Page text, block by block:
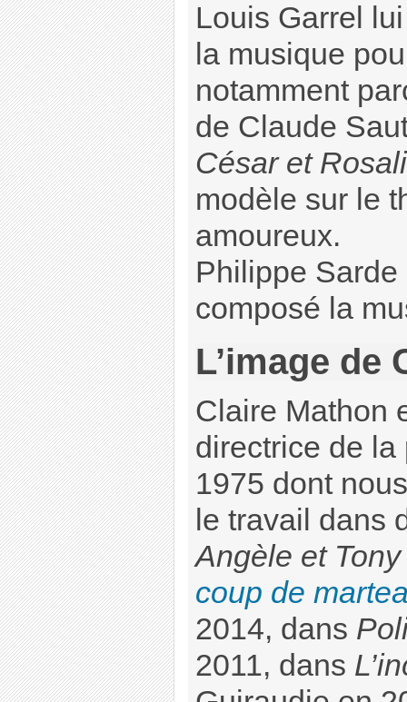
Louis Garrel
la musique
notamment
de Claude
César et
modèle sur le
amoureux.
Philippe
composé la
L’image de
Claire Mathon
directrice de
1975 dont
le travail dans
Angèle et Tony
coup de
2014, dans
2011, dans